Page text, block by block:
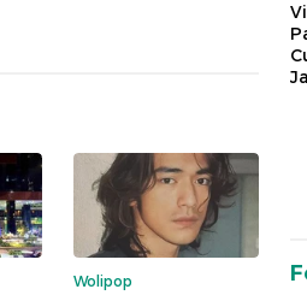
Wolipop